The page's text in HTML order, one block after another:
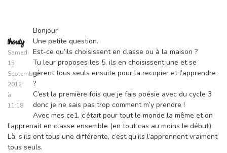
thouty
Samedi
15
Septembre
2012
à
11:18
Bonjour
Une petite question.
Est-ce qu’ils choisissent en classe ou à la maison ?
Tu leur proposes les 5, ils en choisissent une et se
gèrent tous seuls ensuite pour la recopier et l’apprendre
?
C’est la première fois que je fais poésie avec du cycle 3
donc je ne sais pas trop comment m’y prendre !
Avec mes ce1, c’était pour tout le monde la même et on
l’apprenait en classe ensemble (en tout cas au moins le début).
Là, s’ils ont tous une différente, c’est qu’ils l’apprennent vraiment
tous seuls.